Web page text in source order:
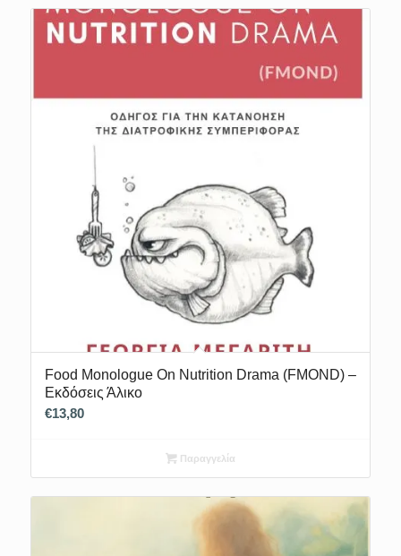
€12,00.
Food Monologue On Nutrition Drama (FMOND) –
Εκδόσεις Άλικο
€13,80
Παραγγελία